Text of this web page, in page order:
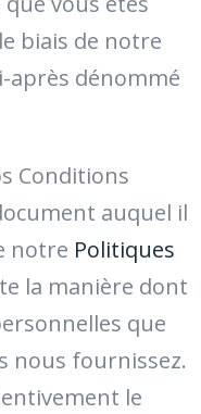
biais de notre
après dénommé
Conditions
auquel il
notre Politiques
la manière dont
que
nous fournissez.
le